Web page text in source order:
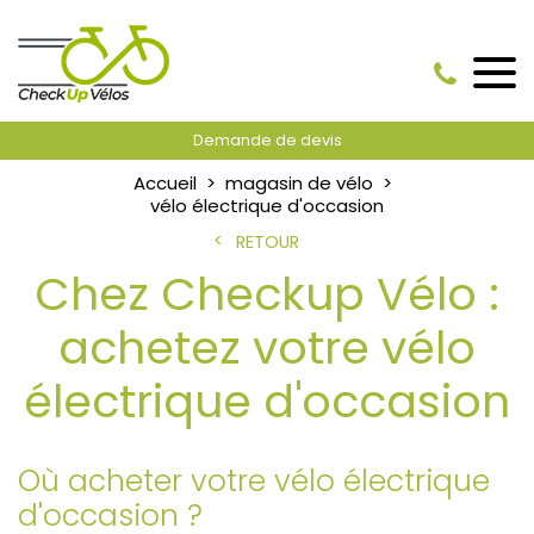
Demande de devis
Accueil
magasin de vélo
vélo électrique d'occasion
RETOUR
Chez Checkup Vélo :
achetez votre vélo
électrique d'occasion
Où acheter votre vélo électrique
d'occasion ?